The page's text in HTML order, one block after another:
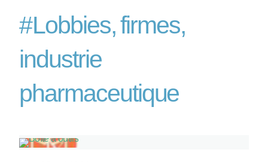
#Lobbies, firmes,
industrie
pharmaceutique